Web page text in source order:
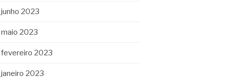
junho 2023
maio 2023
fevereiro 2023
janeiro 2023